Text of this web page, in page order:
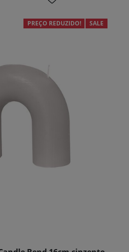
PREÇO REDUZIDO! SALE